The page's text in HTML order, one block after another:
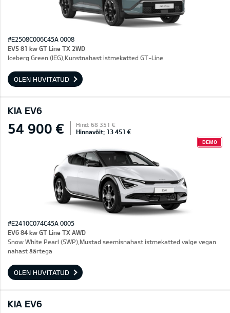
#E2508C006C45A 0008
EV5 81 kw GT Line TX 2WD
Iceberg Green (IEG),Kunstnahast istmekatted GT-Line
OLEN HUVITATUD
KIA EV6
54 900 € Hind: 68 351 €
Hinnavõit: 13 451 €
DEMO
#E2410C074C45A 0005
EV6 84 kw GT Line TX AWD
Snow White Pearl (SWP),Mustad seemisnahast istmekatted valge vegan
nahast äärtega
OLEN HUVITATUD
KIA EV6